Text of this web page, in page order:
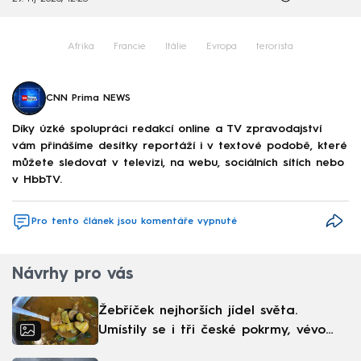
Afrika Francie Itálie Evropa terorista
CNN Prima NEWS
Díky úzké spolupráci redakcí online a TV zpravodajství
vám přinášíme desítky reportáží i v textové podobě, které
můžete sledovat v televizi, na webu, sociálních sítích nebo
v HbbTV.
Pro tento článek jsou komentáře vypnuté
Návrhy pro vás
Žebříček nejhorších jídel světa.
Umístily se i tři české pokrmy, vévodí